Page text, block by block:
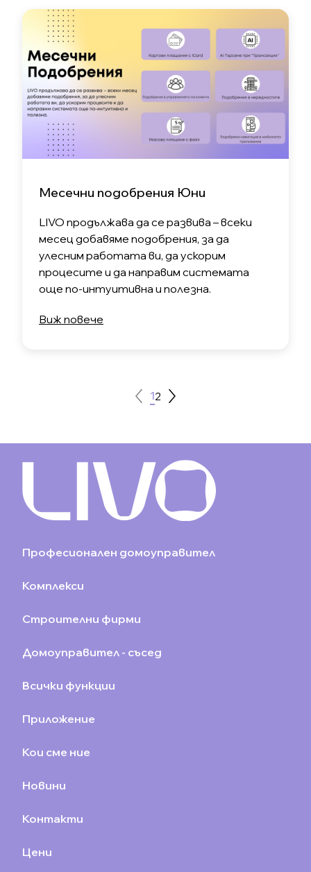
Месечни подобрения Юни
LIVO продължава да се развива – всеки
месец добавяме подобрения, за да
улесним работата ви, да ускорим
процесите и да направим системата
още по-интуитивна и полезна.
Виж повече
12
Професионален домоуправител
Комплекси
Строителни фирми
Домоуправител - съсед
Всички функции
Приложение
Кои сме ние
Новини
Контакти
Цени